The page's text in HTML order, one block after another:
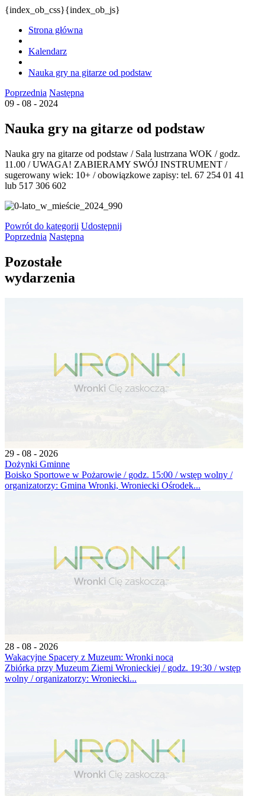
{index_ob_css}{index_ob_js}
Strona główna
Kalendarz
Nauka gry na gitarze od podstaw
Poprzednia Następna
09 - 08 - 2024
Nauka gry na gitarze od podstaw
Nauka gry na gitarze od podstaw / Sala lustrzana WOK / godz.
11.00 / UWAGA! ZABIERAMY SWÓJ INSTRUMENT /
sugerowany wiek: 10+ / obowiązkowe zapisy: tel. 67 254 01 41
lub 517 306 602
Powrót do kategorii Udostępnij
Poprzednia Następna
Pozostałe
wydarzenia
29 - 08 - 2026
Dożynki Gminne
Boisko Sportowe w Pożarowie / godz. 15:00 / wstęp wolny /
organizatorzy: Gmina Wronki, Wroniecki Ośrodek...
28 - 08 - 2026
Wakacyjne Spacery z Muzeum: Wronki nocą
Zbiórka przy Muzeum Ziemi Wronieckiej / godz. 19:30 / wstęp
wolny / organizatorzy: Wroniecki...